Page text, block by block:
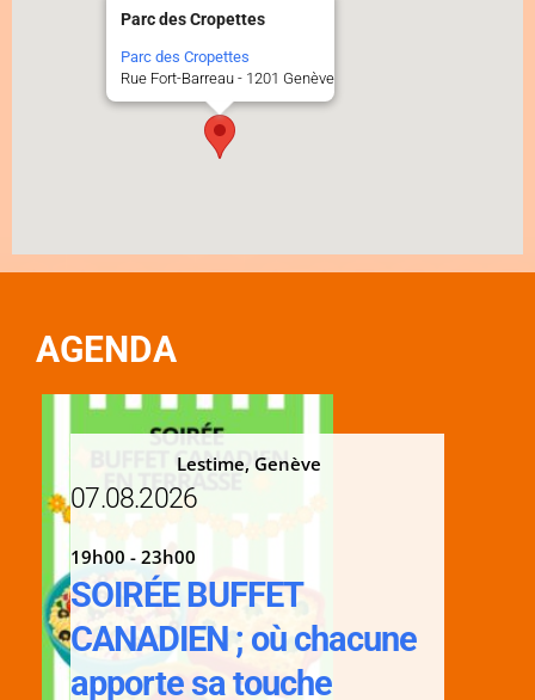
Parc des Cropettes
Parc des Cropettes
Rue Fort-Barreau - 1201 Genève
AGENDA
Lestime, Genève
07.08.2026
19h00 - 23h00
SOIRÉE BUFFET
CANADIEN ; où chacune
apporte sa touche